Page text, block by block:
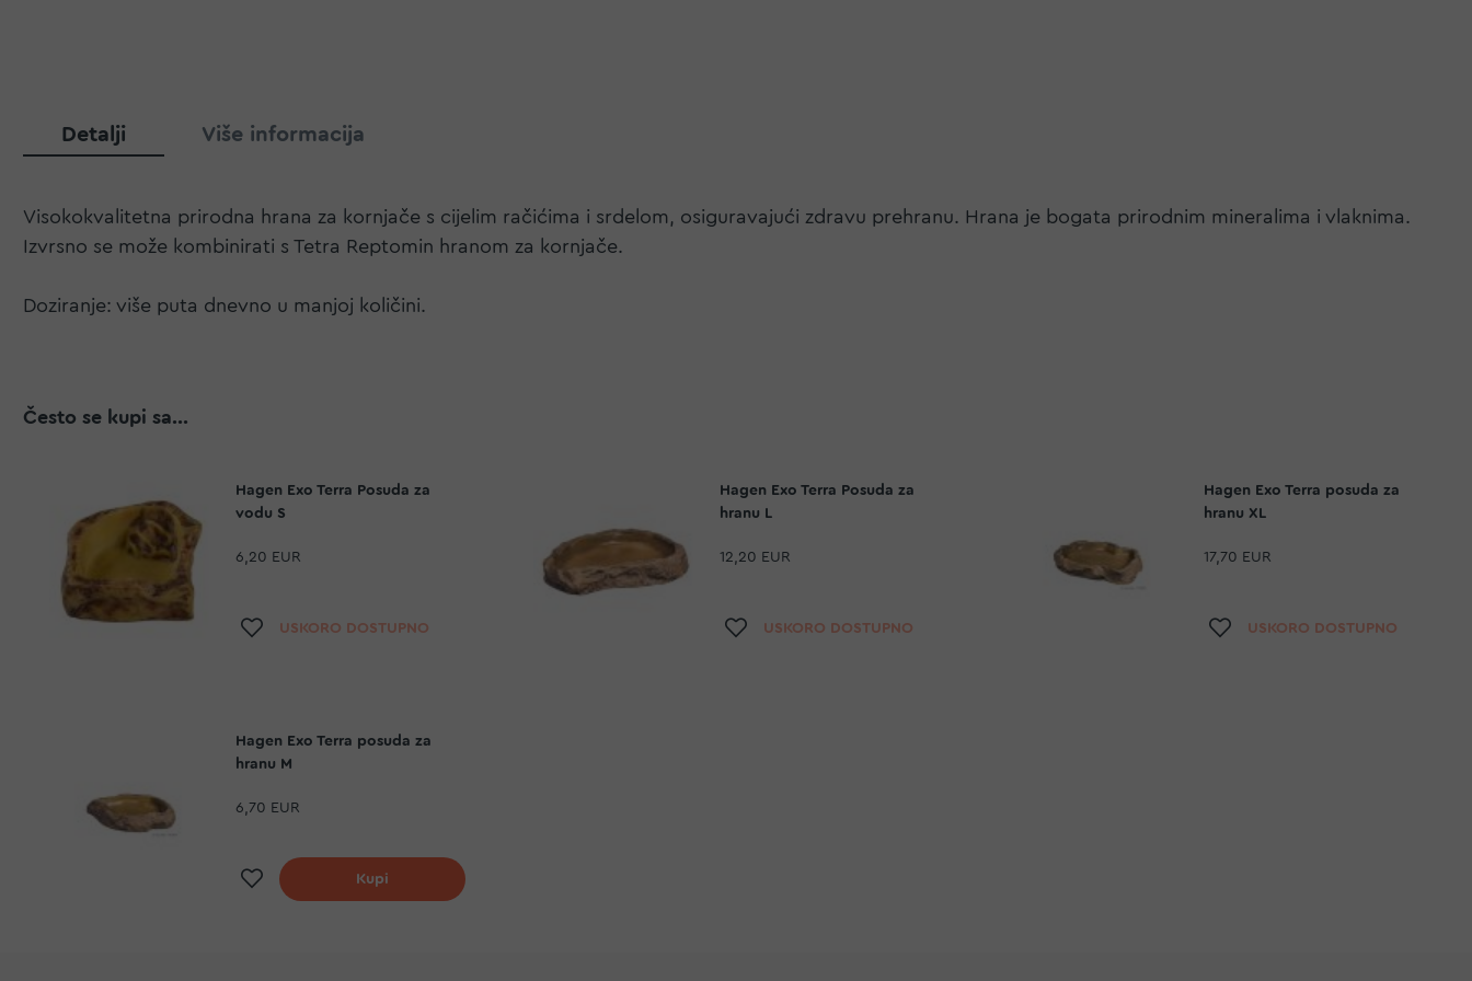
Detalji
Visokokvalitetna prirodna hrana za kornjače s cijelim račićima i srdelom, osiguravajući zdravu prehranu. Hrana je bogata prirodnim mineralima i vlaknima.
Izvrsno se može kombinirati s Tetra Reptomin hranom za kornjače.
Doziranje: više puta dnevno u manjoj količini.
Više informacija
Često se kupi sa...
Hagen Exo Terra Posuda za
vodu S
6,20 EUR
Dodaj na listu želja
USKORO DOSTUPNO
Hagen Exo Terra Posuda za
hranu L
12,20 EUR
Dodaj na listu želja
USKORO DOSTUPNO
Hagen Exo Terra posuda za
hranu XL
17,70 EUR
Dodaj na listu želja
USKORO DOSTUPNO
Hagen Exo Terra posuda za
hranu M
6,70 EUR
Dodaj na listu želja
Kupi